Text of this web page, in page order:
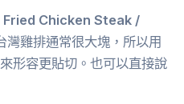
Chicken Steak /
灣雞排通常很大塊，所以用
形容更貼切。也可以直接說